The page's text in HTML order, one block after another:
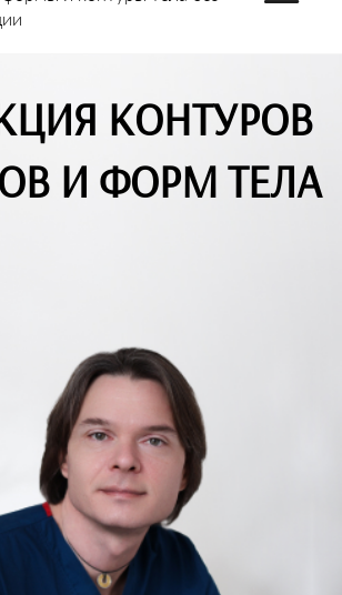
КОНТУРОВ
И ФОРМ ТЕЛА